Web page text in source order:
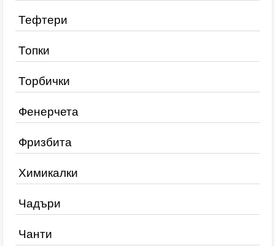
Тефтери
Топки
Торбички
Фенерчета
Фризбита
Химикалки
Чадъри
Чанти